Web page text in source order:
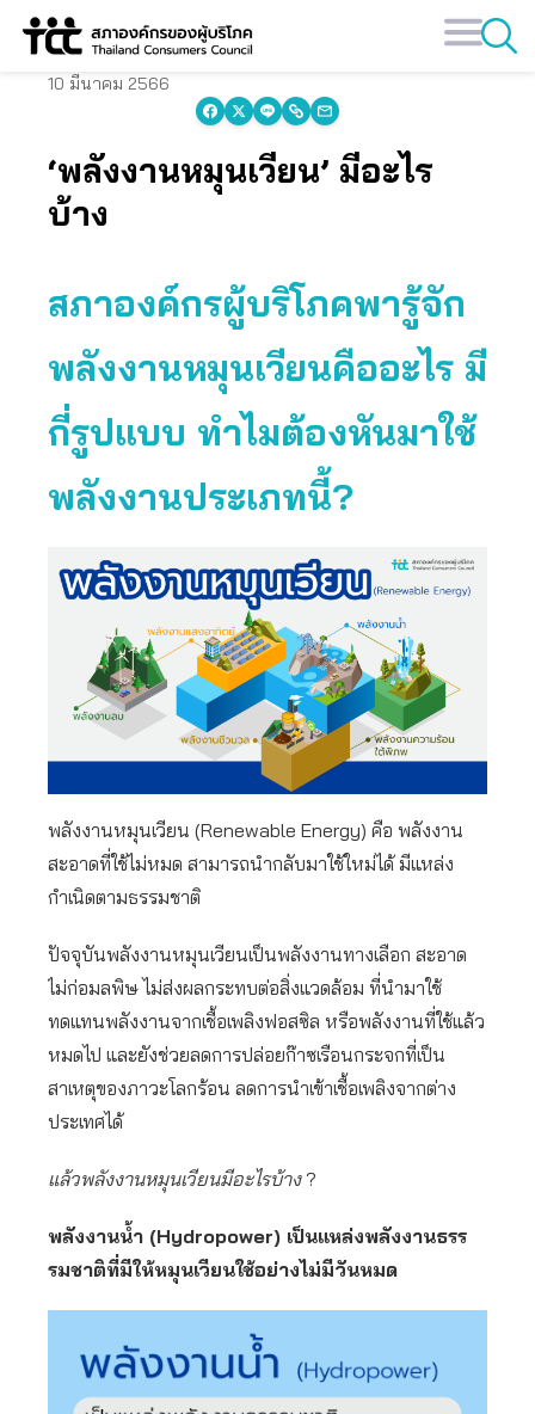
Skip
10 มีนาคม 2566
‘พลังงานหมุนเวียน’ มีอะไร
บ้าง
สภาองค์กรผู้บริโภคพารู้จัก
พลังงานหมุนเวียนคืออะไร มี
กี่รูปแบบ ทำไมต้องหันมาใช้
พลังงานประเภทนี้?
พลังงานหมุนเวียน (Renewable Energy) คือ พลังงาน
สะอาดที่ใช้ไม่หมด สามารถนำกลับมาใช้ใหม่ได้ มีแหล่ง
กำเนิดตามธรรมชาติ
ปัจจุบันพลังงานหมุนเวียนเป็นพลังงานทางเลือก สะอาด
ไม่ก่อมลพิษ ไม่ส่งผลกระทบต่อสิ่งแวดล้อม ที่นำมาใช้
ทดแทนพลังงานจากเชื้อเพลิงฟอสซิล หรือพลังงานที่ใช้แล้ว
หมดไป และยังช่วยลดการปล่อยก๊าซเรือนกระจกที่เป็น
สาเหตุของภาวะโลกร้อน ลดการนำเข้าเชื้อเพลิงจากต่าง
ประเทศได้
แล้วพลังงานหมุนเวียนมีอะไรบ้าง ?
พลังงานน้ำ (Hydropower) เป็นแหล่งพลังงานธรร
รมชาติที่มีให้หมุนเวียนใช้อย่างไม่มีวันหมด